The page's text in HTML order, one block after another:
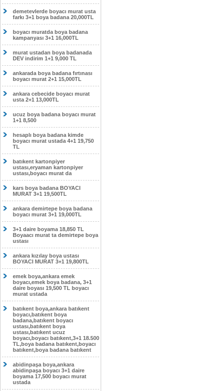
demetevlerde boyacı murat usta
farkı 3+1 boya badana 20,000TL
boyacı muratda boya badana
kampanyası 3+1 16,000TL
murat ustadan boya badanada
DEV indirim 1+1 9,000 TL
ankarada boya badana fırtınası
boyacı murat 2+1 15,000TL
ankara cebecide boyacı murat
usta 2+1 13,000TL
ucuz boya badana boyacı murat
1+1 8,500
hesaplı boya badana kimde
boyacı murat ustada 4+1 19,750
TL
batıkent kartonpiyer
ustası,eryaman kartonpiyer
ustası,boyacı murat da
kars boya badana BOYACI
MURAT 3+1 19,500TL
ankara demirtepe boya badana
boyacı murat 3+1 19,000TL
3+1 daire boyama 18,850 TL
Boyaacı murat ta demirtepe boya
ustası
ankara kızılay boya ustası
BOYACI MURAT 3+1 19,800TL
emek boya,ankara emek
boyacı,emek boya badana, 3+1
daire boyası 19,500 TL boyacı
murat ustada
batıkent boya,ankara batıkent
boyacı,batıkent boya
badana,batıkent boyacı
ustası,batıkent boya
ustası,batıkent ucuz
boyacı,boyacı batıkent,3+1 18.500
TL,boya badana batıkent,boyacı
batıkent,boya badana batıkent
abidinpaşa boya,ankara
abidinpaşa boyacı 3+1 daire
boyama 17,500 boyacı murat
ustada